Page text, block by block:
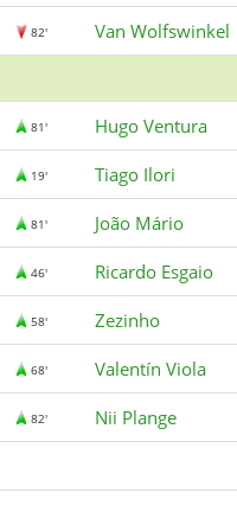
82'
Van Wolfswinkel
81' Hugo Ventura
19' Tiago Ilori
81' João Mário
46' Ricardo Esgaio
58' Zezinho
68' Valentín Viola
82' Nii Plange